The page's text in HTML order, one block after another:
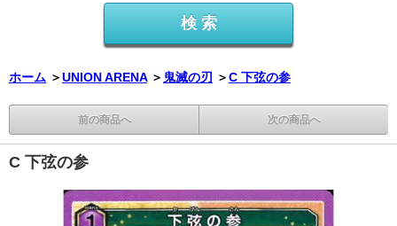
ホーム ＞UNION ARENA ＞ 鬼滅の刃 ＞C 下弦の参
前の商品へ 次の商品へ
C 下弦の参